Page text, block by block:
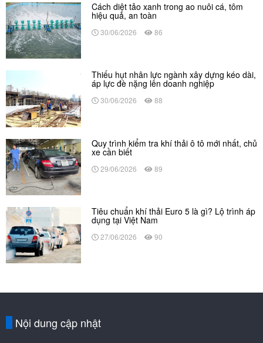
Cách diệt tảo xanh trong ao nuôi cá, tôm
hiệu quả, an toàn
30/06/2026 86
Thiếu hụt nhân lực ngành xây dựng kéo dài,
áp lực đè nặng lên doanh nghiệp
30/06/2026 88
Quy trình kiểm tra khí thải ô tô mới nhất, chủ
xe cần biết
29/06/2026 89
Tiêu chuẩn khí thải Euro 5 là gì? Lộ trình áp
dụng tại Việt Nam
27/06/2026 90
Nội dung cập nhật